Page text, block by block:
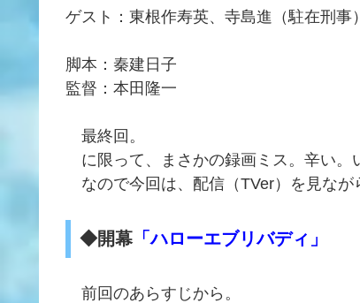
ゲスト：東根作寿英、寺島進（駐在刑事）
脚本：秦建日子
監督：本田隆一
最終回。
に限って、まさかの録画ミス。辛い
なので今回は、配信（TVer）を見なが
◆開幕 「ハローエブリバディ」
前回のあらすじから。